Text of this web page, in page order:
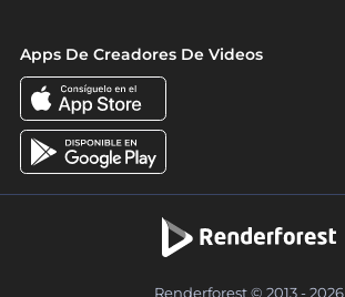
Apps De Creadores De Videos
Renderforest © 2013 - 2026